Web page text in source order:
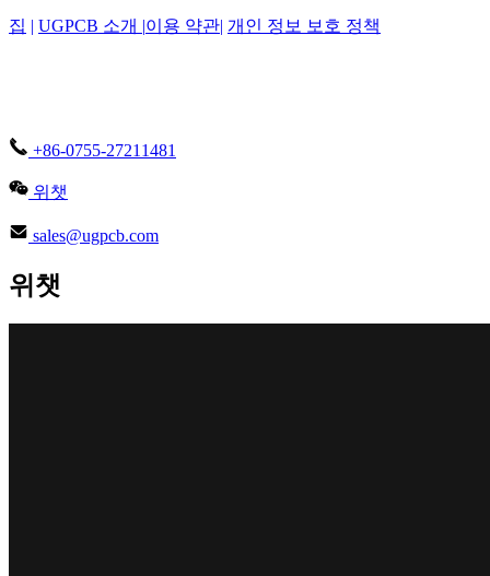
집 | UGPCB 소개 |이용 약관| 개인 정보 보호 정책
+86-0755-27211481
위챗
sales@ugpcb.com
위챗